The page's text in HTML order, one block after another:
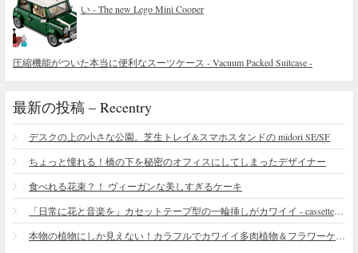
い - The new Lego Mini Cooper
圧縮機能がついた本当に便利なスーツケース - Vacuum Packed Suitcase -
最新の投稿 – Recentry
デスクの上の小さな公園。芝生トレイ&スマホスタンドの midori SE/SF
ちょっと憧れる！橋の下を秘密のオフィスにしてしまったデザイナー
食べれる花束？！ ヴィーガンな美しすぎるケーキ